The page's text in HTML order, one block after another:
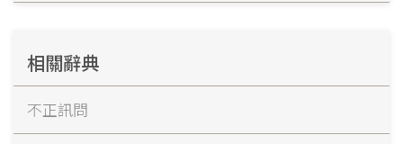
相關辭典
不正訊問